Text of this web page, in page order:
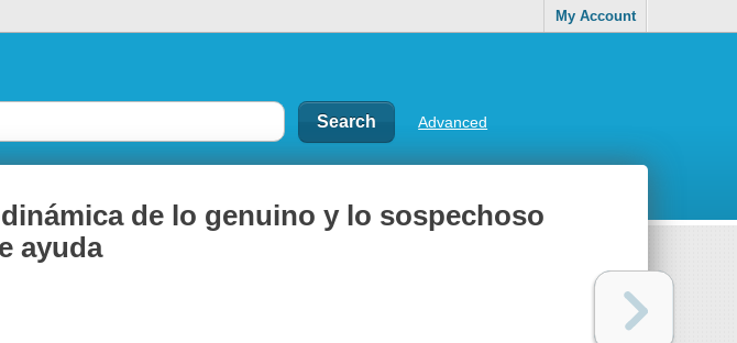
My Account
Advanced
de lo genuino y lo sospechoso
ayuda